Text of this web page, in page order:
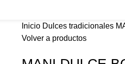
Inicio Dulces tradicionales
Volver a productos